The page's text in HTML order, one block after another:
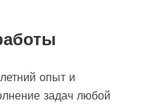
опыт и
задач любой